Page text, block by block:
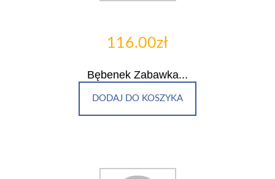
116.00zł
Bębenek Zabawka...
DODAJ DO KOSZYKA